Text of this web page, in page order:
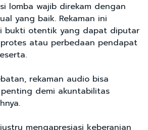
lomba wajib direkam dengan
yang baik. Rekaman ini
bukti otentik yang dapat diputar
atau perbedaan pendapat
rekaman audio bisa
demi akuntabilitas